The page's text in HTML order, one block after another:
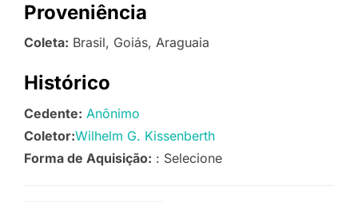
Proveniência
Coleta: Brasil, Goiás, Araguaia
Histórico
Cedente: Anônimo
Coletor:Wilhelm G. Kissenberth
Forma de Aquisição: : Selecione